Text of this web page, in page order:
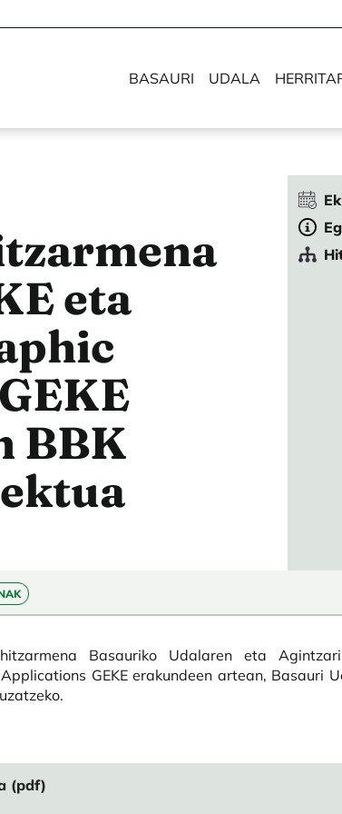
BASAURI UDALA
eta
BBK
Basauriko Udalaren eta
GEKE erakundeen artean, Basauri
(pdf)